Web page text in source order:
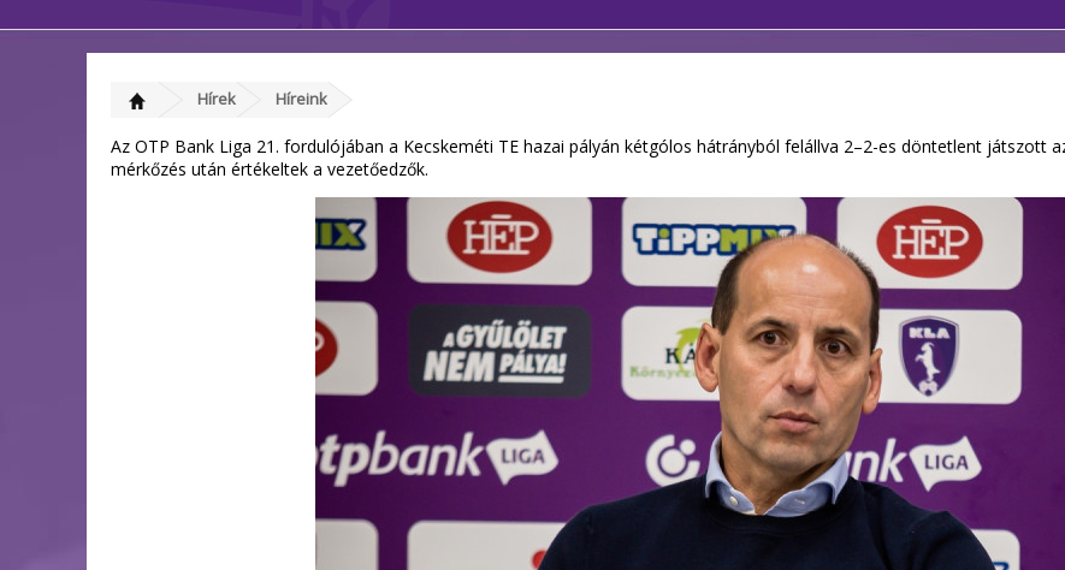
Hírek Híreink
Az OTP Bank Liga 21. fordulójában a Kecskeméti TE hazai pályán kétgólos hátrányból felállva 2–2-es döntetlent játszott
mérkőzés után értékeltek a vezetőedzők.